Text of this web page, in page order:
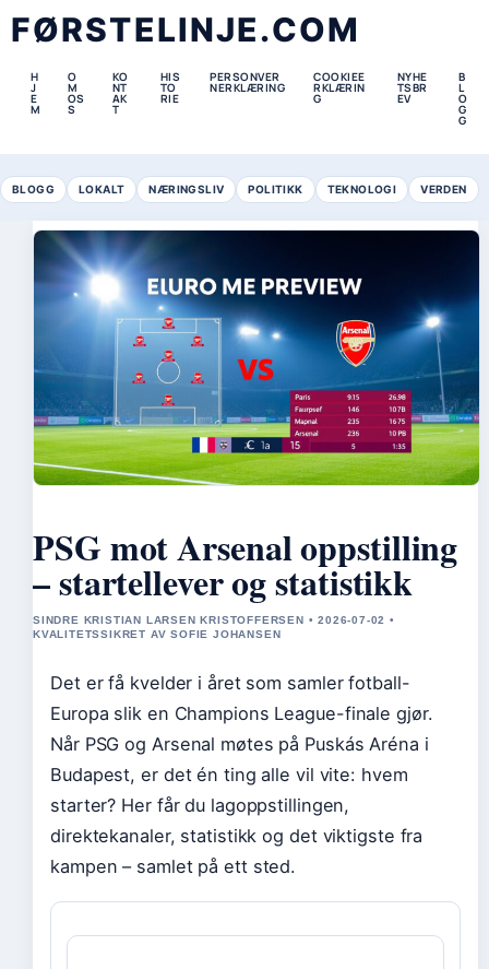
FØRSTELINJE.COM
H
J
E
M
O
M
OS
S
KO
NT
AK
T
HIS
TO
RIE
PERSONVER
NERKLÆRING
COOKIEE
RKLÆRIN
G
NYHE
TSBR
EV
B
L
O
G
G
BLOGG LOKALT NÆRINGSLIV POLITIKK TEKNOLOGI VERDEN
PSG mot Arsenal oppstilling
– startellever og statistikk
SINDRE KRISTIAN LARSEN KRISTOFFERSEN • 2026-07-02 •
KVALITETSSIKRET AV SOFIE JOHANSEN
Det er få kvelder i året som samler fotball-
Europa slik en Champions League-finale gjør.
Når PSG og Arsenal møtes på Puskás Aréna i
Budapest, er det én ting alle vil vite: hvem
starter? Her får du lagoppstillingen,
direktekanaler, statistikk og det viktigste fra
kampen – samlet på ett sted.